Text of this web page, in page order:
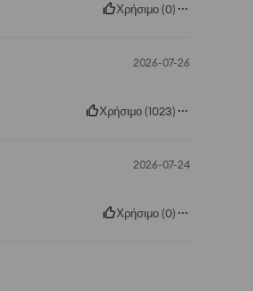
Χρήσιμο(0)
2026-07-26
Χρήσιμο(1023)
2026-07-24
Χρήσιμο(0)